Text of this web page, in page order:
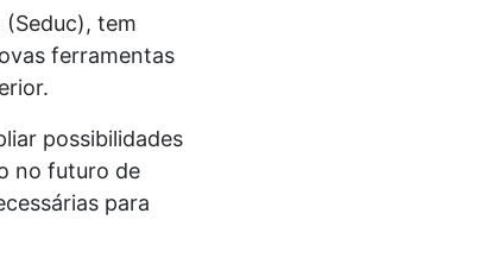
(Seduc), tem
ferramentas
possibilidades
no futuro de
para